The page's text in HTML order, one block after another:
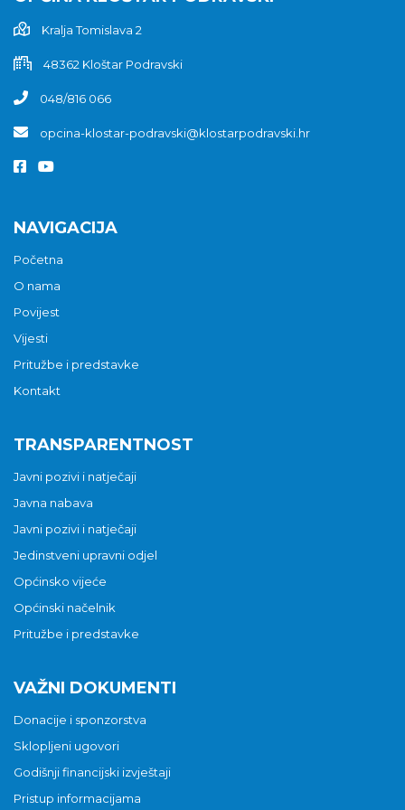
Kralja Tomislava 2
48362 Kloštar Podravski
048/816 066
opcina-klostar-podravski@klostarpodravski.hr
NAVIGACIJA
Početna
O nama
Povijest
Vijesti
Pritužbe i predstavke
Kontakt
TRANSPARENTNOST
Javni pozivi i natječaji
Javna nabava
Javni pozivi i natječaji
Jedinstveni upravni odjel
Općinsko vijeće
Općinski načelnik
Pritužbe i predstavke
VAŽNI DOKUMENTI
Donacije i sponzorstva
Sklopljeni ugovori
Godišnji financijski izvještaji
Pristup informacijama